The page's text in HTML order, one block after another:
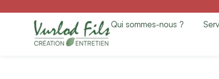
Qui sommes-nous ?
Paysagiste à
Entretien